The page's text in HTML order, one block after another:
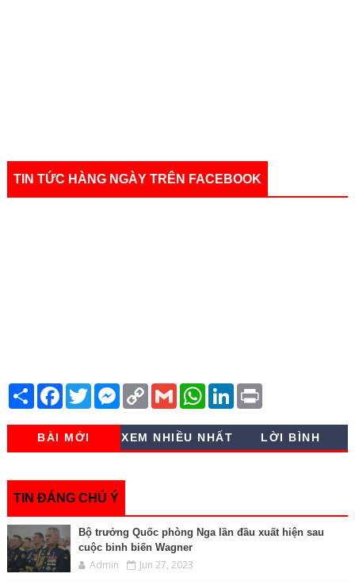
TIN TỨC HÀNG NGÀY TRÊN FACEBOOK
S
r
e
F
e
b
o
k
T
w
t
e
M
s
e
n
e
C
y
L
i
G
m
i
l
W
t
s
A
L
k
d
P
n
t
BÀI MỚI XEM NHIỀU NHẤT LỜI BÌNH
TIN ĐÁNG CHÚ Ý
Bộ trưởng Quốc phòng Nga lần đầu xuất hiện sau
cuộc binh biến Wagner
Admin Jun 27, 2023